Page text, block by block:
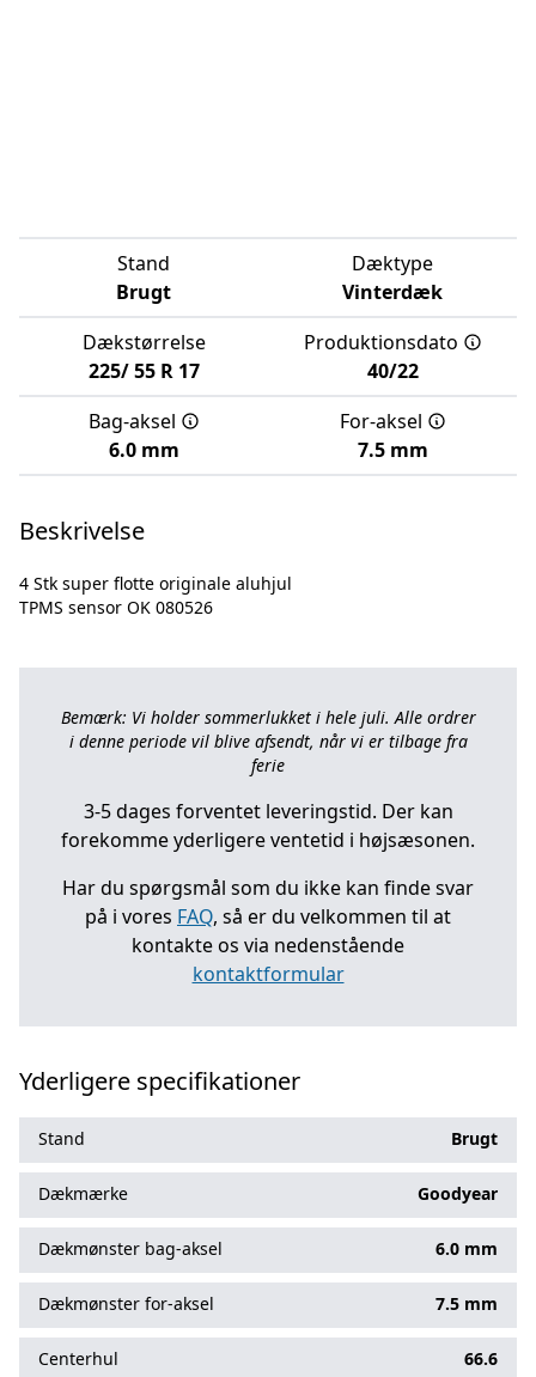
Stand
Brugt
Dæktype
Vinterdæk
Dækstørrelse
225/ 55 R 17
Produktionsdato
40/22
Bag-aksel
6.0 mm
For-aksel
7.5 mm
Beskrivelse
4 Stk super flotte originale aluhjul
Bemærk: Vi holder sommerlukket i hele juli. Alle ordrer
i denne periode vil blive afsendt, når vi er tilbage fra
ferie
3-5 dages forventet leveringstid. Der kan
forekomme yderligere ventetid i højsæsonen.
Har du spørgsmål som du ikke kan finde svar
på i vores FAQ, så er du velkommen til at
kontakte os via nedenstående
kontaktformular
Yderligere specifikationer
Stand Brugt
Dækmærke Goodyear
Dækmønster bag-aksel 6.0 mm
Dækmønster for-aksel 7.5 mm
Centerhul 66.6